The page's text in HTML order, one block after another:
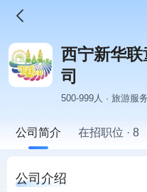
西宁新华
司
500-999人 · 旅游服
公司简介 在招职位 · 8
公司介绍